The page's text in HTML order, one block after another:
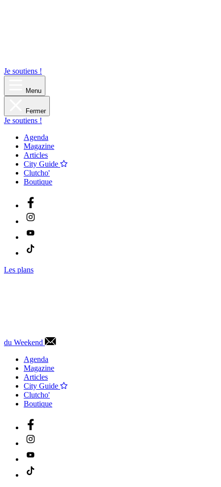
Je soutiens !
Menu
Fermer
Je soutiens !
Agenda
Magazine
Articles
City Guide
Clutcho'
Boutique
Les plans
du Weekend
Agenda
Magazine
Articles
City Guide
Clutcho'
Boutique